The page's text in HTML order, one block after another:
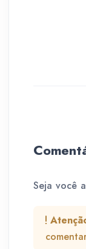
Seja você